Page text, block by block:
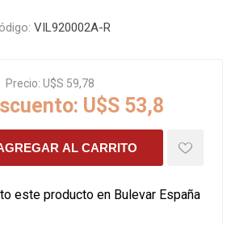
VIL920002A-R
Precio: U$S 59,78
U$S 53,8
AL CARRITO
este producto en Bulevar España